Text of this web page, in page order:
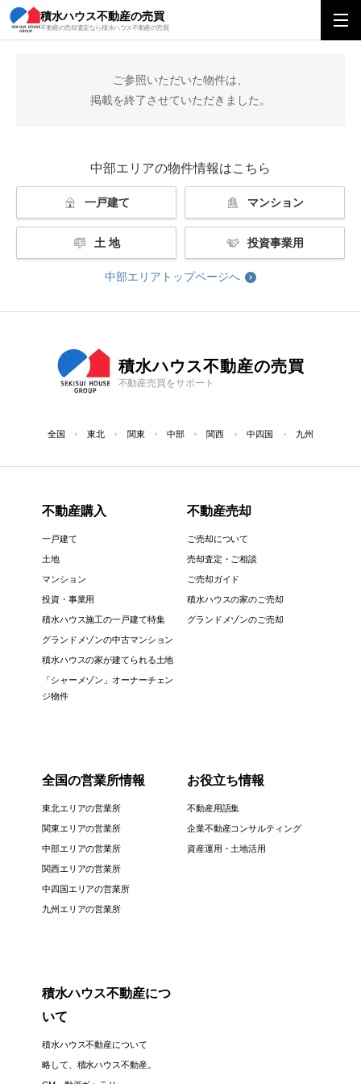
積水ハウス不動産の売買
不動産の売却査定なら積水ハウス不動産の売買
積水ハウス不動産の売買 中部エリアトップ
ご参照いただいた物件は、
掲載を終了させていただきました。
中部エリアの物件情報はこちら
一戸建て マンション
土 地 投資事業用
中部エリアトップページへ
積水ハウス不動産の売買
不動産売買をサポート
全国 東北 関東 中部 関西 中四国 九州
不動産購入
一戸建て
土地
マンション
投資・事業用
積水ハウス施工の一戸建て特集
グランドメゾンの中古マンション
積水ハウスの家が建てられる土地
「シャーメゾン」オーナーチェン
ジ物件
不動産売却
ご売却について
売却査定・ご相談
ご売却ガイド
積水ハウスの家のご売却
グランドメゾンのご売却
全国の営業所情報
東北エリアの営業所
関東エリアの営業所
中部エリアの営業所
関西エリアの営業所
中四国エリアの営業所
九州エリアの営業所
お役立ち情報
不動産用語集
企業不動産コンサルティング
資産運用・土地活用
積水ハウス不動産につ
いて
積水ハウス不動産について
略して、積水ハウス不動産。